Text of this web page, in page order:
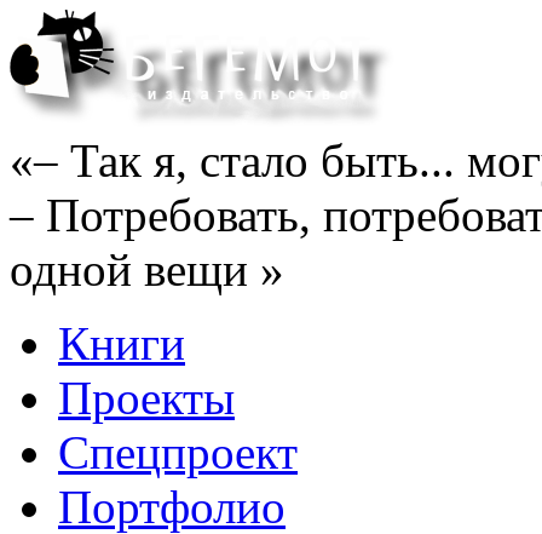
«– Так я, стало быть...
– Потребовать,
одной вещи »
Книги
Проекты
Спецпроект
Портфолио